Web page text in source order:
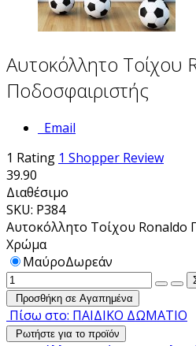
Αυτοκόλλητο Τοίχου
Ποδοσφαιριστής
Email
1 Rating 1 Shopper Review
39.90
Διαθέσιμο
SKU: P384
Αυτοκόλλητο Τοίχου Ronaldo
Χρώμα
ΜαύροΔωρεάν
Προσθήκη σε Αγαπημένα
Πίσω στο: ΠΑΙΔΙΚΟ ΔΩΜΑΤΙΟ
Ρωτήστε για το προϊόν